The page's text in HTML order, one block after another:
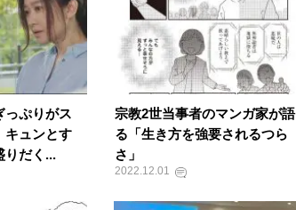
っぷりがス
キュンとす
りだく...
宗教2世当事者のマンガ家が語
る「生き方を強要されるつら
さ」
2022.12.01